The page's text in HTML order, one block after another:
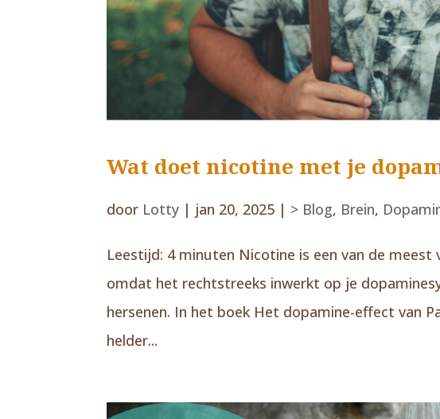
Wat doet nicotine met je
door Lotty | jan 20, 2025 | > Blog, Brein,
Leestijd: 4 minuten Nicotine is een van de
omdat het rechtstreeks inwerkt op je
hersenen. In het boek Het dopamine-effect van
helder...